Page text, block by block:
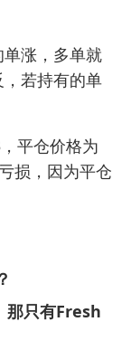
涨，多单就
若持有的单
平仓价格为
损，因为平仓
那只有Fresh